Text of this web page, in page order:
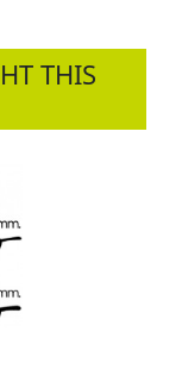
THIS